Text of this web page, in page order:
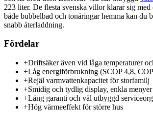
223 liter. De flesta svenska villor klarar sig med
både bubbelbad och tonåringar hemma kan du
snabb återladdning.
Fördelar
+Driftsäker även vid låga temperaturer
+Låg energiförbrukning (SCOP 4,8,
+Rejäl varmvattenkapacitet för storfamilj
+Smidig och tydlig display, enkla menyer
+Lång garanti och väl utbyggd
+Hög värmeeffekt för större hus